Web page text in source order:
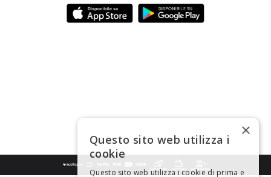
×
Questo sito web utilizza i
cookie
Questo sito web utilizza i cookie di prima e